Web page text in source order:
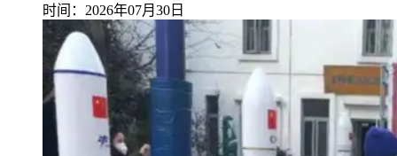
时间：2026年07月30日